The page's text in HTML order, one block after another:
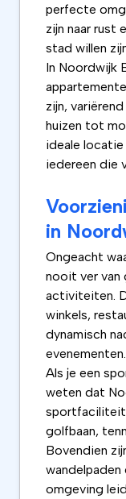
perfecte
zijn naar rust
stad willen
In Noordwijk
zijn,
huizen tot
ideale locatie
iedereen die
in
Ongeacht
nooit ver van
activiteiten.
winkels,
dynamisch
evenementen.
Als je een
weten dat
golfbaan,
Bovendien
omgeving